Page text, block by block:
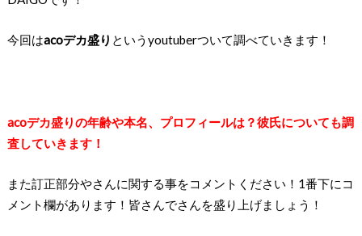
今回はacoデカ盛り という youtuberついて調べていきます！
acoデカ盛りの年齢や本名、プロフィールは？彼氏についても調
査していきます！
また訂正部分やさんに関する事をコメントください！1番下にコ
メント欄があります！皆さんでさんを盛り上げましょう！